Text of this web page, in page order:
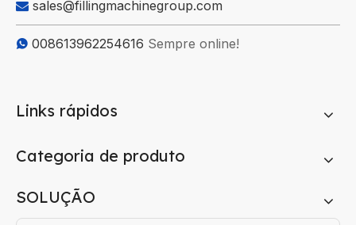
 sales@fillingmachinegroup.com
 008613962254616 Sempre online!
Links rápidos
Categoria de produto
SOLUÇÃO